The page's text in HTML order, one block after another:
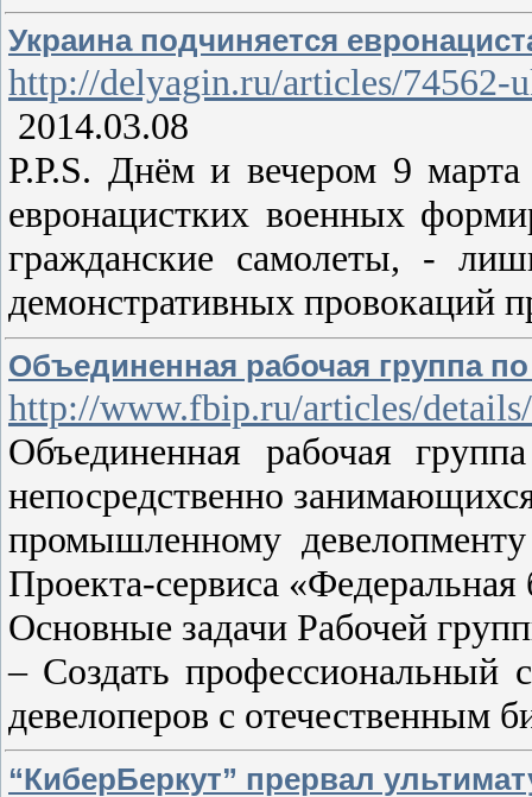
Украина подчиняется
http://delyagin.ru/articles/74562-
2014.03.08
P.P.S. Днём и вечером 9
евронацистких военных
гражданские самолеты, -
демонстративных провокаций
Объединенная рабочая группа
http://www.fbip.ru/articles/
Объединенная рабочая
непосредственно
промышленному
Проекта-сервиса
Основные задачи Рабочей
– Создать профессиональный
девелоперов с отечественным
“КиберБеркут” прервал